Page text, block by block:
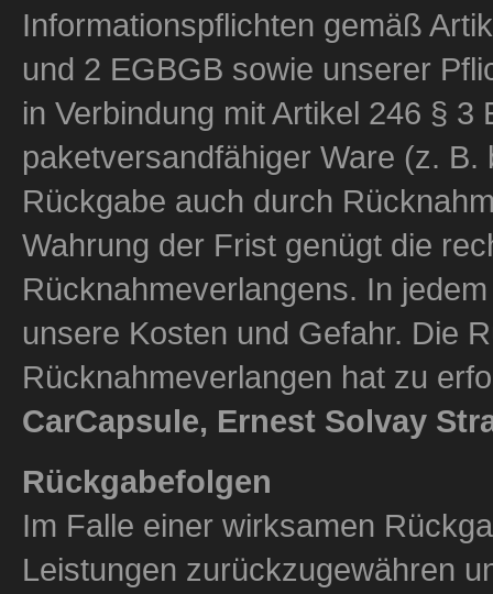
Informationspflichten gemäß
und 2 EGBGB sowie unserer
in Verbindung mit Artikel 246 § 3
paketversandfähiger Ware (z.
Rückgabe auch durch
Wahrung der Frist genügt die
Rücknahmeverlangens. In
unsere Kosten und Gefahr. Die
Rücknahmeverlangen hat zu
CarCapsule, Ernest Solvay
Rückgabefolgen
Im Falle einer wirksamen
Leistungen zurückzugewähren